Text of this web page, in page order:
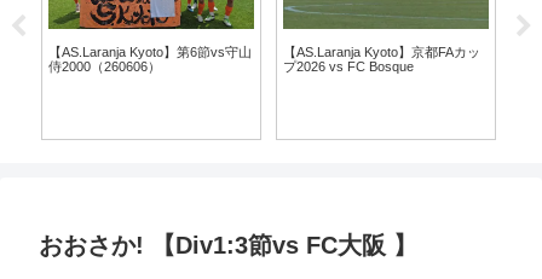
6節vs守山
【AS.Laranja Kyoto】京都FAカッ
プ2026 vs FC Bosque
試合会場へ行こう！【ビッグレイ
ク】
おおさか! 【Div1:3節vs FC大阪 】